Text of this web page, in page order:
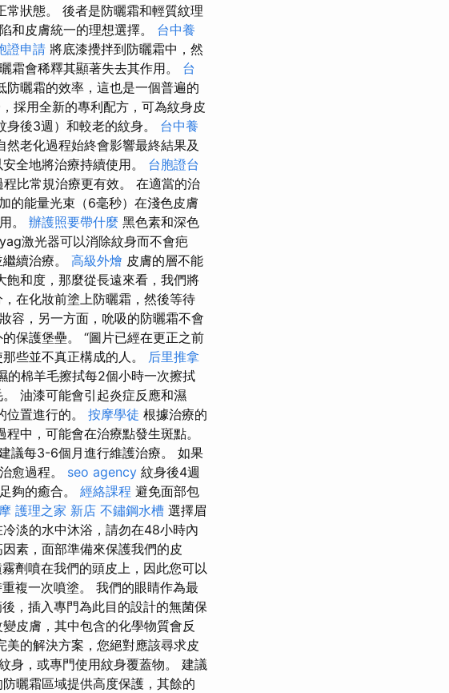
狀態。 後者是防曬霜和輕質紋理
和皮膚統一的理想選擇。 台中養
證申請 將底漆攪拌到防曬霜中，然
霜會稀釋其顯著失去其作用。 台
曬霜的效率，這也是一個普遍的
採用全新的專利配方，可為紋身皮
後3週）和較老的紋身。 台中養
老化過程始終會影響最終結果及
全地將治療持續使用。 台胞證台
比常規治療更有效。 在適當的治
的能量光束（6毫秒）在淺色皮膚
。 辦護照要帶什麼 黑色素和深色
激光器可以消除紋身而不會疤
續治療。 高級外燴 皮膚的層不能
飽和度，那麼從長遠來看，我們將
在化妝前塗上防曬霜，然後等待
容，另一方面，吮吸的防曬霜不會
保護堡壘。 “圖片已經在更正之前
些並不真正構成的人。
后里推拿
的棉羊毛擦拭每2個小時一次擦拭
油漆可能會引起炎症反應和濕
位置進行的。 按摩學徒 根據治療的
程中，可能會在治療點發生斑點。
議每3-6個月進行維護治療。 如果
愈過程。 seo agency 紋身後4週
夠的癒合。 經絡課程 避免面部包
護理之家 新店 不鏽鋼水槽 選擇眉
淡的水中沐浴，請勿在48小時內
素，面部準備來保護我們的皮
劑噴在我們的頭皮上，因此您可以
複一次噴塗。 我們的眼睛作為最
，插入專門為此目的設計的無菌保
皮膚，其中包含的化學物質會反
美的解決方案，您絕對應該尋求皮
身，或專門使用紋身覆蓋物。 建議
曬霜區域提供高度保護，其餘的